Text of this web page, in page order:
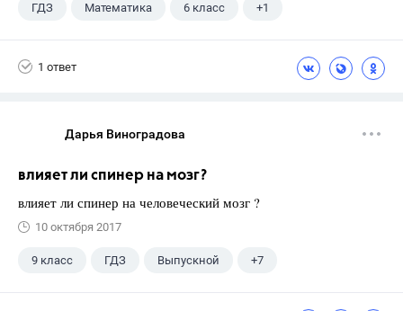
ГДЗ Математика 6 класс +1
1 ответ
Дарья Виноградова
влияет ли спинер на мозг?
влияет ли спинер на человеческий мозг ?
10 октября 2017
9 класс ГДЗ Выпускной +7